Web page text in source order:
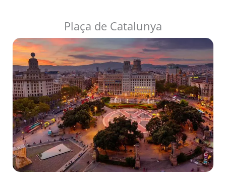
Plaça de Catalunya